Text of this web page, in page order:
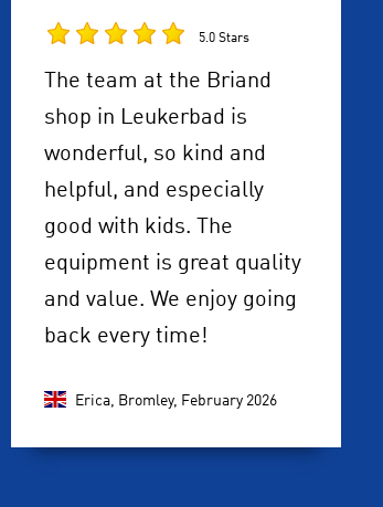
5.0 Stars
The team at the Briand
shop in Leukerbad is
wonderful, so kind and
helpful, and especially
good with kids. The
equipment is great quality
and value. We enjoy going
back every time!
Erica, Bromley, February 2026